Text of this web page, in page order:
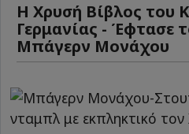
Η Χρυσή Βίβλος του
Γερμανίας - Έφτασε
Μπάγερν Μονάχου